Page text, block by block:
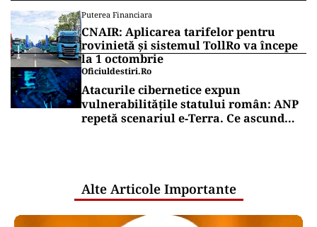
Puterea Financiara
CNAIR: Aplicarea tarifelor pentru
rovinietă și sistemul TollRo va începe
la 1 octombrie
Oficiuldestiri.ro
Atacurile cibernetice expun
vulnerabilitățile statului român: ANP
repetă scenariul e‑Terra. Ce ascund
Alte Articole Importante